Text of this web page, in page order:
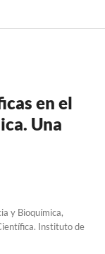
en el
Una
y Bioquímica,
Instituto de